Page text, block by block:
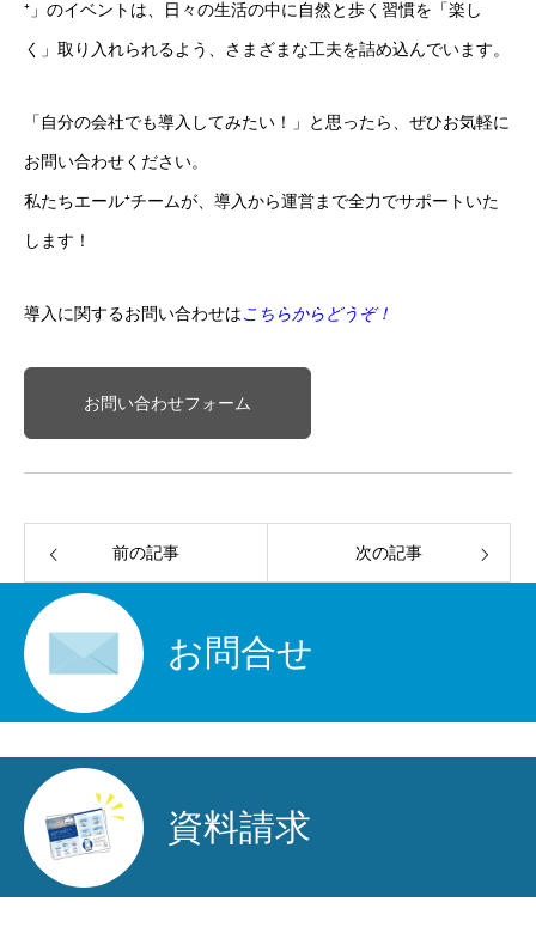
⁺」のイベントは、日々の生活の中に自然と歩く習慣を「楽し
く」取り入れられるよう、さまざまな工夫を詰め込んでいます。
「自分の会社でも導入してみたい！」と思ったら、ぜひお気軽に
お問い合わせください。
私たちエール⁺チームが、導入から運営まで全力でサポートいた
します！
導入に関するお問い合わせは こちらからどうぞ！
お問い合わせフォーム
前の記事 次の記事
お問合せ
資料請求